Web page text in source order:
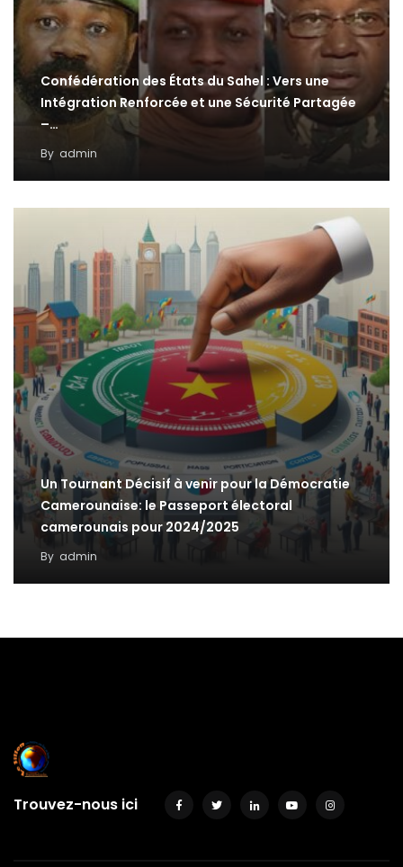
Confédération des États du Sahel : Vers une
Intégration Renforcée et une Sécurité Partagée
–…
By admin
Un Tournant Décisif à venir pour la Démocratie
Camerounaise: le Passeport électoral
camerounais pour 2024/2025
By admin
Trouvez-nous ici